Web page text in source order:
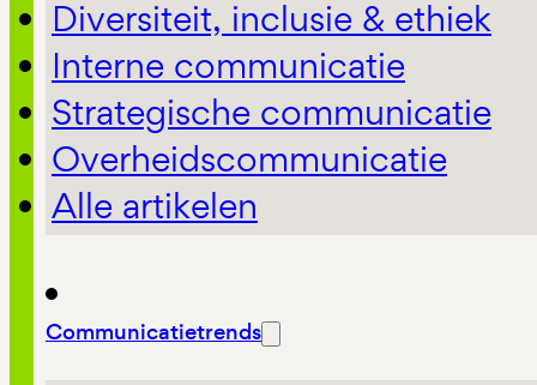
Diversiteit, inclusie & ethiek
Interne communicatie
Strategische communicatie
Overheidscommunicatie
Alle artikelen
Communicatietrends